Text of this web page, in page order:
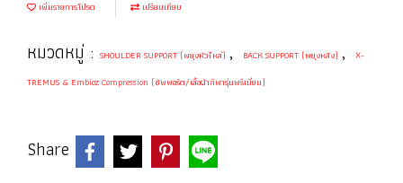
เพิ่มรายการโปรด เปรียบเทียบ
หมวดหมู่ : SHOULDER SUPPORT (พยุงหัวไหล่) , BACK SUPPORT (พยุงหลัง) ,
X-
TREMUS & Embioz Compression (ซัพพอร์ต/เสื้อผ้ากีฬารุ่นพรีเมี่ยม)
Share